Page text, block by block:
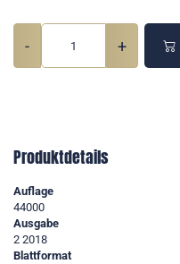
- +
Produktdetails
Auflage
44000
Ausgabe
2 2018
Blattformat